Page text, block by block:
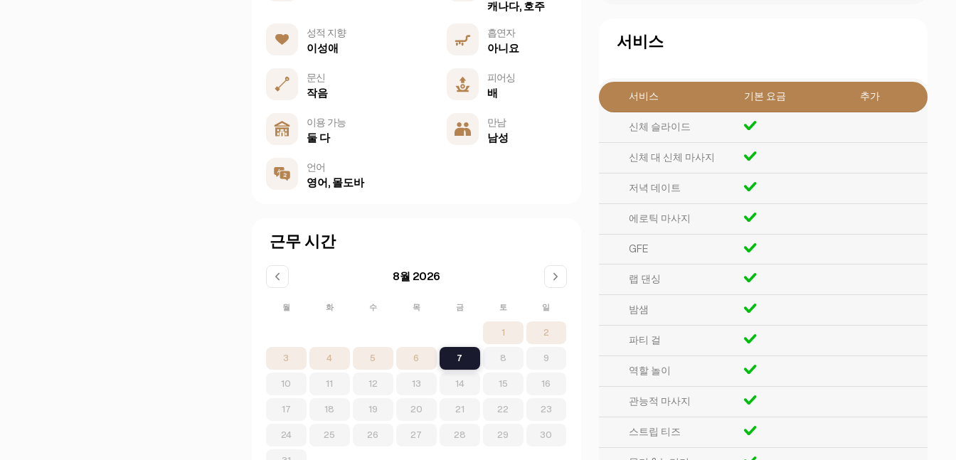
캐나다, 호주
성적 지향
이성애
흡연자
아니요
문신
작음
피어싱
배
이용 가능
둘 다
만남
남성
언어
영어, 몰도바
근무 시간
8월 2026
월 화 수 목 금 토 일
1 2
3 4 5 6 7 8 9
10 11 12 13 14 15 16
17 18 19 20 21 22 23
24 25 26 27 28 29 30
서비스
서비스 기본 요금 추가
신체 슬라이드
신체 대 신체 마사지
저녁 데이트
에로틱 마사지
GFE
랩 댄싱
밤샘
파티 걸
역할 놀이
관능적 마사지
스트립 티즈